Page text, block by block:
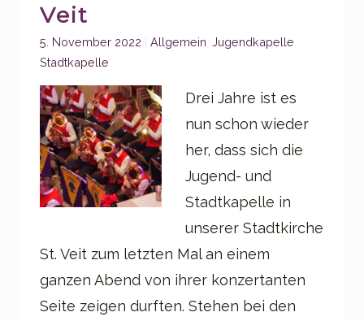
Veit
5. November 2022 Categories:
Allgemein Jugendkapelle
Stadtkapelle
Drei Jahre ist es
nun schon wieder
her, dass sich die
Jugend- und
Stadtkapelle in
unserer Stadtkirche
St. Veit zum letzten Mal an einem
ganzen Abend von ihrer konzertanten
Seite zeigen durften. Stehen bei den